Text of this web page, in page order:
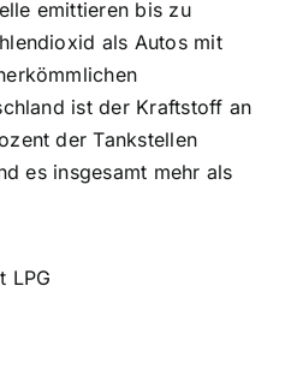
emittieren bis zu
als Autos mit
ist der Kraftstoff an
der Tankstellen
es insgesamt mehr als